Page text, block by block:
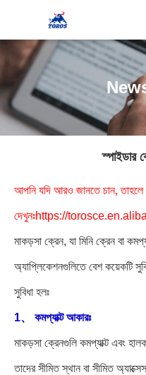
স্পাইডার
আপনি যদি আরও জানতে চান, তাহলে
দেখুনঃhttps://
মাকড়সা ক্রেন, যা মিনি ক্রেন বা
অ্যাপ্লিকেশনগুলিতে বেশ কয়েকটি
সুবিধা হলঃ
1、 কমপ্যাক্ট আকারঃ
মাকড়সা ক্রেনগুলি কমপ্যাক্ট এবং
তাদের সীমিত স্থান বা সীমিত